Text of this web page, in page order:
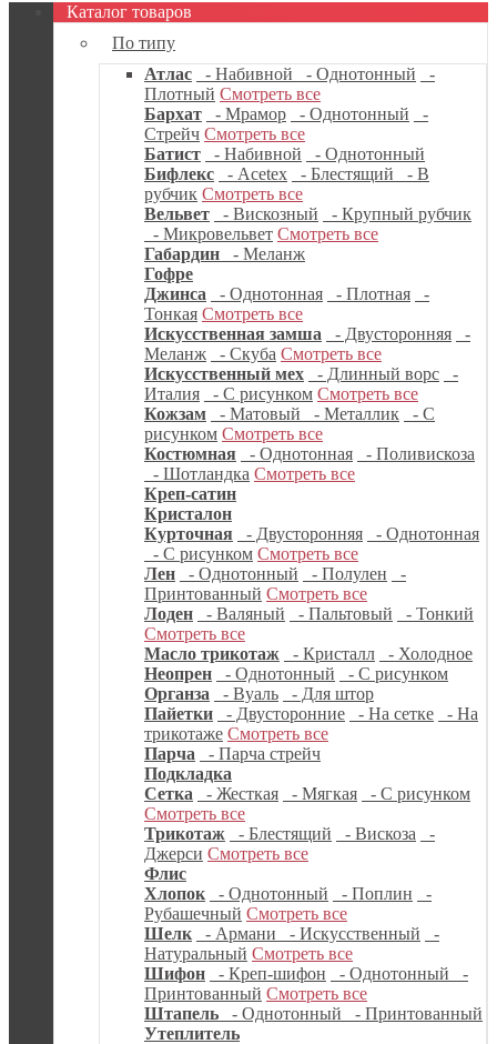
Каталог товаров
По типу
Атлас
- Набивной - Однотонный
-
Плотный Смотреть все
Бархат
- Мрамор - Однотонный
-
Стрейч Смотреть все
Батист
- Набивной
- Однотонный
Бифлекс
- Acetex - Блестящий
- В
рубчик Смотреть все
Вельвет
- Вискозный
- Крупный рубчик
- Микровельвет Смотреть все
Габардин
- Меланж
Гофре
Джинса
- Однотонная - Плотная
-
Тонкая Смотреть все
Искусственная замша
- Двусторонняя
-
Меланж
- Скуба Смотреть все
Искусственный мех
- Длинный ворс
-
Италия
- С рисунком Смотреть все
Кожзам
- Матовый - Металлик
- С
рисунком Смотреть все
Костюмная
- Однотонная
- Поливискоза
- Шотландка Смотреть все
Креп-сатин
Кристалон
Курточная
- Двусторонняя
- Однотонная
- С рисунком Смотреть все
Лен
- Однотонный - Полулен
-
Принтованный Смотреть все
Лоден
- Валяный - Пальтовый
- Тонкий
Смотреть все
Масло трикотаж
- Кристалл
- Холодное
Неопрен
- Однотонный
- С рисунком
Органза
- Вуаль
- Для штор
Пайетки
- Двусторонние - На сетке
- На
трикотаже Смотреть все
Парча
- Парча стрейч
Подкладка
Сетка
- Жесткая - Мягкая
- С рисунком
Смотреть все
Трикотаж
- Блестящий - Вискоза
-
Джерси Смотреть все
Флис
Хлопок
- Однотонный - Поплин
-
Рубашечный Смотреть все
Шелк
- Армани - Искусственный
-
Натуральный Смотреть все
Шифон
- Креп-шифон - Однотонный
-
Принтованный Смотреть все
Штапель
- Однотонный
- Принтованный
Утеплитель